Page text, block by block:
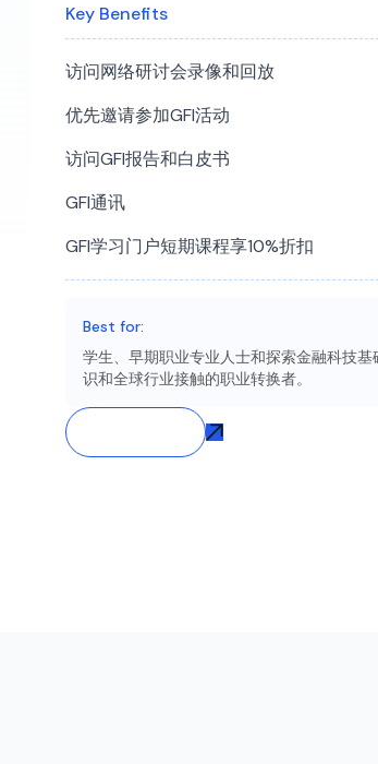
Key Benefits
访问网络研讨会录像和回放
优先邀请参加GFI活动
访问GFI报告和白皮书
GFI通讯
GFI学习门户短期课程享10%折扣
Best for:
学生、早期职业专业人士和探索金融科技基
识和全球行业接触的职业转换者。